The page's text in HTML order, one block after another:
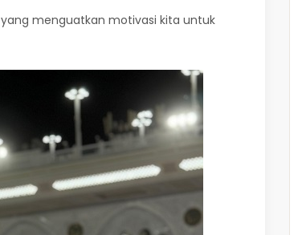
yang menguatkan motivasi kita untuk